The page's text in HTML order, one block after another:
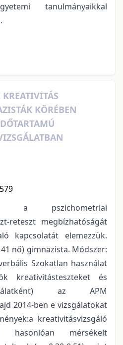
tanulmányaikkal
KÖRÉBEN
579
a pszichometriai
reteszt megbízhatóságát
kapcsolatát elemezzük.
nő) gimnazista. Módszer:
Szokatlan használat
kreativitásteszteket és
az APM
2014-ben e vizsgálatokat
kreativitásvizsgáló
hasonlóan mérsékelt